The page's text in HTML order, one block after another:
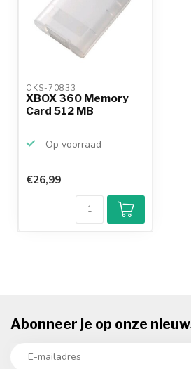
OKS-70833
XBOX 360 Memory
Card 512 MB
Op voorraad
€26,99
Abonneer je op onze